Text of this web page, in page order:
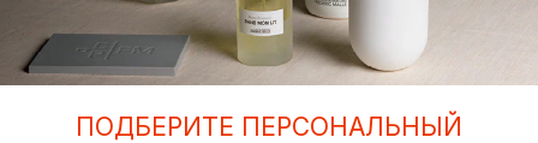
ПОДБЕРИТЕ ПЕРСОНАЛЬНЫЙ